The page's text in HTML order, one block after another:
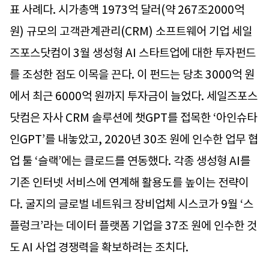
표 사례다. 시가총액 1973억 달러(약 267조2000억
원) 규모의 고객관계관리(CRM) 소프트웨어 기업 세일
즈포스닷컴이 3월 생성형 AI 스타트업에 대한 투자펀드
를 조성한 점도 이목을 끈다. 이 펀드는 당초 3000억 원
에서 최근 6000억 원까지 투자금이 늘었다. 세일즈포스
닷컴은 자사 CRM 솔루션에 챗GPT를 접목한 ‘아인슈타
인GPT’를 내놓았고, 2020년 30조 원에 인수한 업무 협
업 툴 ‘슬랙’에는 클로드를 연동했다. 각종 생성형 AI를
기존 인터넷 서비스에 연계해 활용도를 높이는 전략이
다. 굴지의 글로벌 네트워크 장비업체 시스코가 9월 ‘스
플렁크’라는 데이터 플랫폼 기업을 37조 원에 인수한 것
도 AI 사업 경쟁력을 확보하려는 조치다.